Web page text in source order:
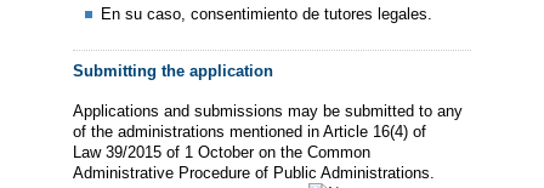
En su caso, consentimiento de tutores legales.
Submitting the application
Applications and submissions may be submitted to any
of the administrations mentioned in Article 16(4) of
Law 39/2015 of 1 October on the Common
Administrative Procedure of Public Administrations.